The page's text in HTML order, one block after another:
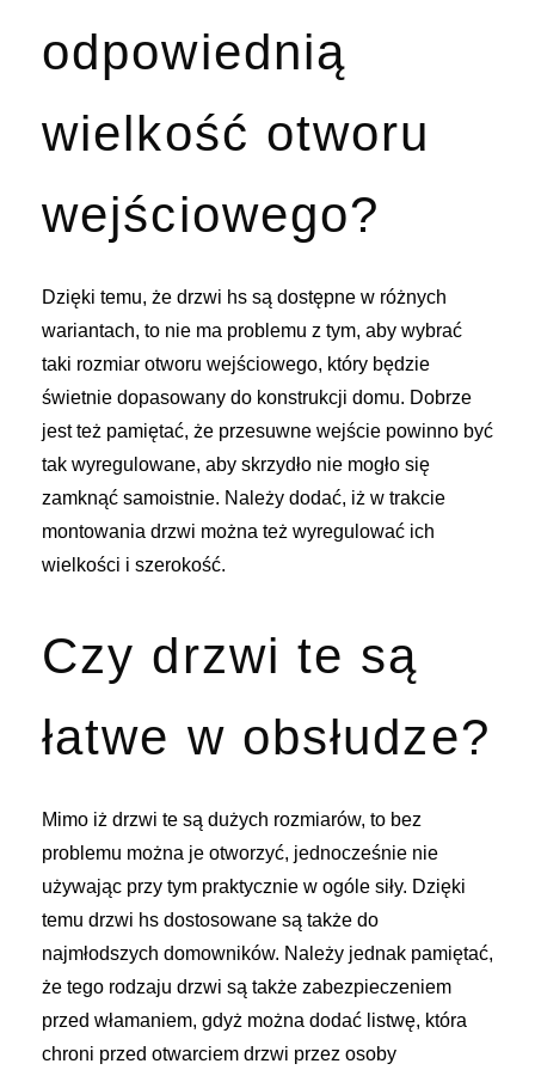
odpowiednią
wielkość otworu
wejściowego?
Dzięki temu, że drzwi hs są dostępne w różnych
wariantach, to nie ma problemu z tym, aby wybrać
taki rozmiar otworu wejściowego, który będzie
świetnie dopasowany do konstrukcji domu. Dobrze
jest też pamiętać, że przesuwne wejście powinno być
tak wyregulowane, aby skrzydło nie mogło się
zamknąć samoistnie. Należy dodać, iż w trakcie
montowania drzwi można też wyregulować ich
wielkości i szerokość.
Czy drzwi te są
łatwe w obsłudze?
Mimo iż drzwi te są dużych rozmiarów, to bez
problemu można je otworzyć, jednocześnie nie
używając przy tym praktycznie w ogóle siły. Dzięki
temu drzwi hs dostosowane są także do
najmłodszych domowników. Należy jednak pamiętać,
że tego rodzaju drzwi są także zabezpieczeniem
przed włamaniem, gdyż można dodać listwę, która
chroni przed otwarciem drzwi przez osoby